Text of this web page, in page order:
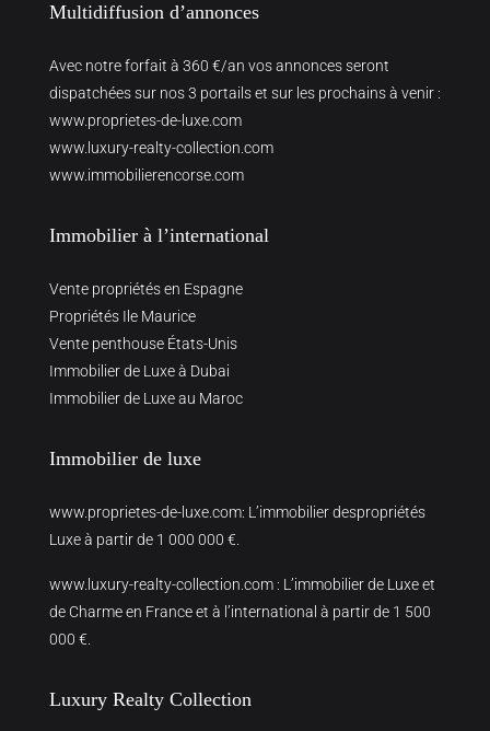
Multidiffusion d’annonces
Avec notre forfait à 360 €/an vos annonces seront
dispatchées sur nos 3 portails et sur les prochains à venir :
www.proprietes-de-luxe.com
www.luxury-realty-collection.com
www.immobilierencorse.com
Immobilier à l’international
Vente propriétés en Espagne
Propriétés Ile Maurice
Vente penthouse États-Unis
Immobilier de Luxe à Dubai
Immobilier de Luxe au Maroc
Immobilier de luxe
www.proprietes-de-luxe.com: L’immobilier despropriétés
Luxe à partir de 1 000 000 €.
www.luxury-realty-collection.com : L’immobilier de Luxe et
de Charme en France et à l’international à partir de 1 500
000 €.
Luxury Realty Collection